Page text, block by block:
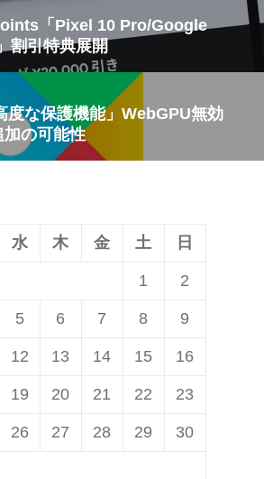
「Pixel 10 Pro/Google
割引特典展開
な保護機能」WebGPU無効
加の可能性
水 木 金 土 日
1 2
5 6 7 8 9
12 13 14 15 16
19 20 21 22 23
26 27 28 29 30